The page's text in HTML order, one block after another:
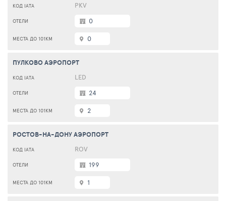
PKV
0
0
ПУЛКОВО АЭРОПОРТ
LED
24
2
РОСТОВ-НА-ДОНУ АЭРОПОРТ
ROV
199
1